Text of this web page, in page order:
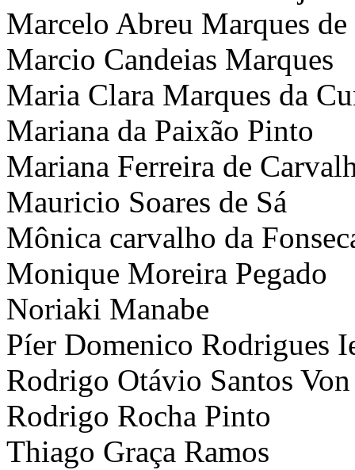
Marcelo Abreu Marques
Marcio Candeias Marques
Maria Clara Marques da
Mariana da Paixão Pinto
Mariana Ferreira de
Mauricio Soares de Sá
Mônica carvalho da
Monique Moreira Pegado
Noriaki Manabe
Píer Domenico Rodrigues
Rodrigo Otávio Santos
Rodrigo Rocha Pinto
Thiago Graça Ramos